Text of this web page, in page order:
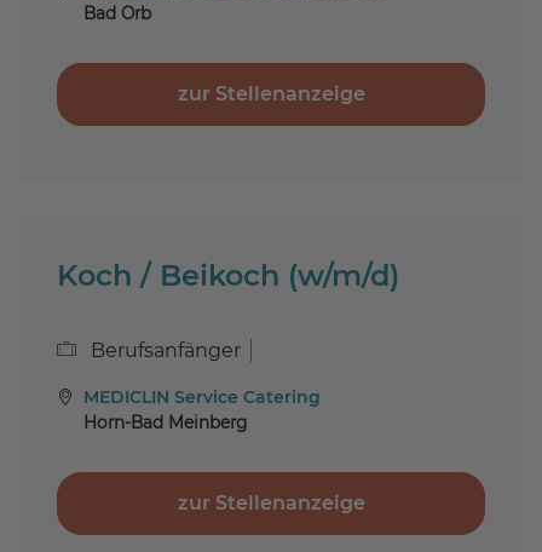
Bad Orb
zur Stellenanzeige
Koch / Beikoch (w/m/d)
Berufsanfänger
MEDICLIN Service Catering
Horn-Bad Meinberg
zur Stellenanzeige